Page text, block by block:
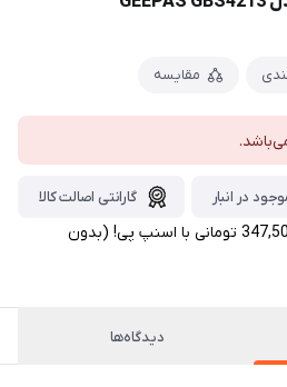
مقایسه
در انبار گارانتی اصالت کالا
4 قسط ماهانه 347,500 تومانی با اسنپ ‌پی! (بدون
دیدگاه‌ها